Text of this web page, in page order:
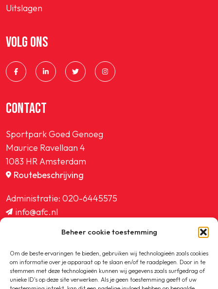
Beheer cookie toestemming
Om de beste ervaringen te bieden, gebruiken wij technologieën zoals cookies
om informatie over je apparaat op te slaan en/of te raadplegen. Door in te
stemmen met deze technologieën kunnen wij gegevens zoals surfgedrag of
unieke ID's op deze site verwerken. Als je geen toestemming geeft of uw
Uitslagen
VOLG ONS
CONTACT
Sportpark Goed Genoeg
Maurice Ravellaan 4
1083 HR Amsterdam
Routebeschrijving
Administratie: 020-6445575
info@afc.nl
ledenadministratie@afc.nl